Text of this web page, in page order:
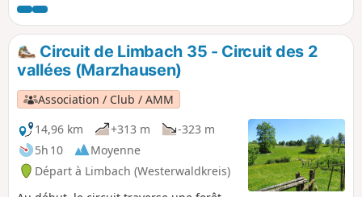
jusqu'à l'extrémité inférieure de la vallée
du Lauterbach. Là commence un sentier
en légère montée qui traverse la
romantique vallée du Lauterbach.
Accompagné par le Lauterbach qui
serpente et gazouille joyeusement dans
la plaine alluviale, le sentier monte
jusqu'à l'extrémité supérieure de la
vallée. En passant par Kundert et une
autre vallée, vous arrivez au point de
vue sur la montagne locale de Limbach,
Circuit de Limbach 35 - Circuit des 2
vallées (Marzhausen)
Association / Club / AMM
14,96 km
+313 m
-323 m
5h 10
Moyenne
Départ à Limbach (Westerwaldkreis)